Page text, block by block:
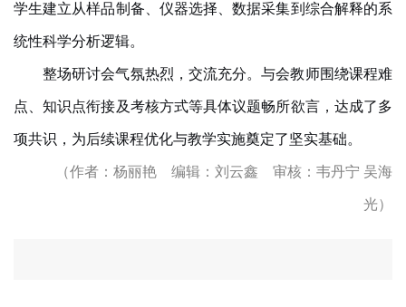
学生建立从样品制备、仪器选择、数据采集到综合解释的系
统性科学分析逻辑。
整场研讨会气氛热烈，交流充分。与会教师围绕课程难
点、知识点衔接及考核方式等具体议题畅所欲言，达成了多
项共识，为后续课程优化与教学实施奠定了坚实基础。
（作者：杨丽艳 编辑：刘云鑫 审核：韦丹宁 吴海
光）